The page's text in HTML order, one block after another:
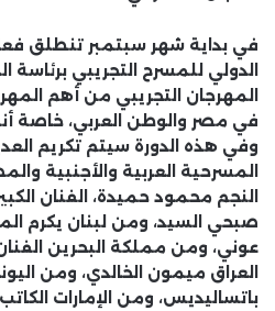
في بداية شهر سبتمبر تنطلق
الدولي للمسرح التجريبي برئاسة
المهرجان التجريبي من أهم
وفي هذه الدورة سيتم تكريم
المسرحية العربية والأجنبية
النجم محمود حميدة، الفنان
صبحي السيد، ومن لبنان يكرم
عوني، ومن مملكة البحرين
العراق ميمون الخالدي، ومن
باتساليديس، ومن الإمارات